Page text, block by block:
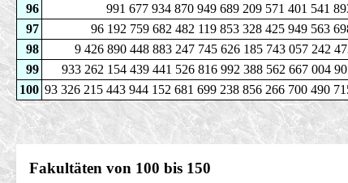
96
991 677 934 870 949 689 209 571 401 541
97
96 192 759 682 482 119 853 328 425 949 563
98
9 426 890 448 883 247 745 626 185 743 057 242
99
933 262 154 439 441 526 816 992 388 562 667 004
100 93 326 215 443 944 152 681 699 238 856 266 700 490
Fakultäten von 100 bis 150